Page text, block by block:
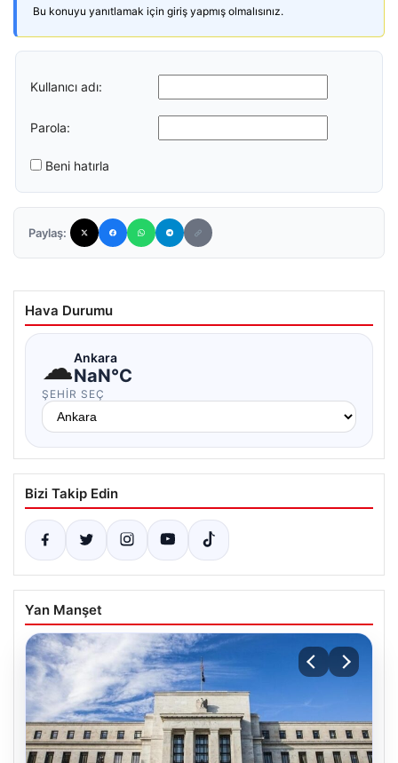
Bu konuyu yanıtlamak için giriş yapmış olmalısınız.
Kullanıcı adı:
Parola:
Beni hatırla
Paylaş:
Hava Durumu
☁Ankara
NaN°C
ŞEHIR SEÇ
Bizi Takip Edin
Yan Manşet